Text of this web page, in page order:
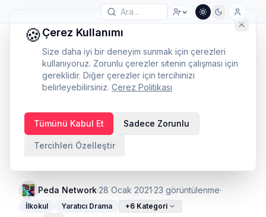
Özel okullarda
yaratıcı drama eğitimi
ve kazanımları
Peda Network·28 Ocak 2021·23 görüntülenme·
İlkokul Yaratıcı Drama +6 Kategori
🍪Çerez Kullanımı
Size daha iyi bir deneyim sunmak için çerezleri
kullanıyoruz. Zorunlu çerezler sitenin çalışması için
gereklidir. Diğer çerezler için tercihinizi
belirleyebilirsiniz. Çerez Politikası
Tümünü Kabul Et Sadece Zorunlu
Tercihleri Özelleştir